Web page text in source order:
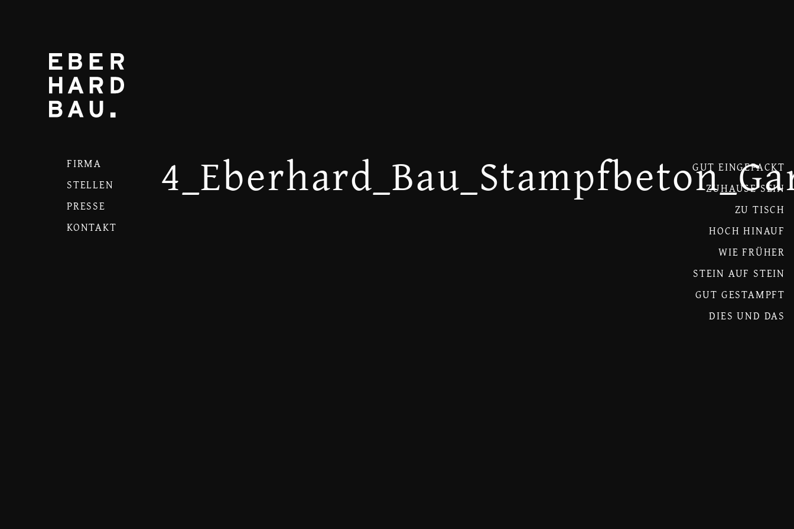
FIRMA
STELLEN
PRESSE
KONTAKT
GUT EINGEPACKT
ZUHAUSE SEIN
ZU TISCH
HOCH HINAUF
WIE FRÜHER
STEIN AUF STEIN
GUT GESTAMPFT
DIES UND DAS